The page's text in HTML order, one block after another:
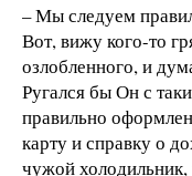
– Мы следуем
Вот, вижу кого-то
озлобленного, и
Ругался бы Он с
правильно
карту и справку о
чужой холодильник,